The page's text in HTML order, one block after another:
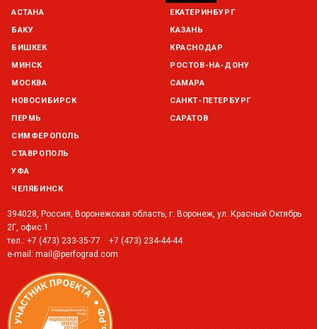
АСТАНА
БАКУ
БИШКЕК
ЕКАТЕРИНБУРГ
КАЗАНЬ
КРАСНОДАР
МИНСК
МОСКВА
НОВОСИБИРСК
ПЕРМЬ
РОСТОВ-НА-ДОНУ
САМАРА
САНКТ-ПЕТЕРБУРГ
САРАТОВ
СИМФЕРОПОЛЬ
СТАВРОПОЛЬ
УФА
ЧЕЛЯБИНСК
394028, Россия, Воронежская область, г. Воронеж, ул. Красный Октябрь
2Г, офис 1
тел.:+7 (473) 233-35-77
+7 (473) 234-44-44
e-mail:mail@perfograd.com